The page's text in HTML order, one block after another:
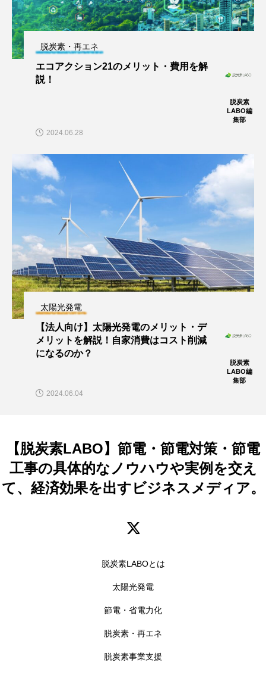
脱炭素・再エネ
エコアクション21のメリット・費用を解
説！
脱炭素
LABO編
集部
2024.06.28
太陽光発電
【法人向け】太陽光発電のメリット・デ
メリットを解説！自家消費はコスト削減
になるのか？
脱炭素
LABO編
集部
2024.06.04
【脱炭素LABO】節電・節電対策・節電
工事の具体的なノウハウや実例を交え
て、経済効果を出すビジネスメディア。
脱炭素LABOとは
太陽光発電
節電・省電力化
脱炭素・再エネ
脱炭素事業支援